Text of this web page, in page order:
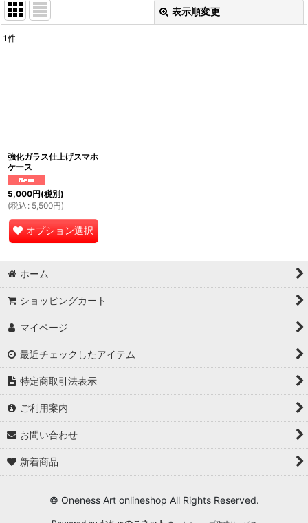
表示順変更
1件
強化ガラス仕上げスマホ
ケース
5,000円(税別)
(税込 : 5,500円)
オプション選択
ホーム
ショッピングカート
マイページ
最近チェックしたアイテム
特定商取引法表示
ご利用案内
お問い合わせ
新着商品
© Oneness Art onlineshop All Rights Reserved.